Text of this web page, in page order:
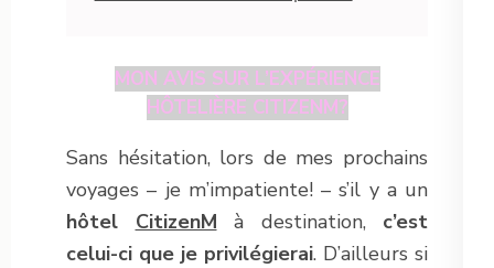
MON AVIS SUR L’EXPÉRIENCE
HÔTELIÈRE CITIZENM?
Sans hésitation, lors de mes prochains
voyages – je m’impatiente! – s’il y a un
hôtel CitizenM à destination, c’est
celui-ci que je privilégierai. D’ailleurs si